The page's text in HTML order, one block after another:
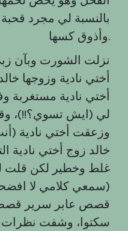
بالنسبة لي مجرد قحبة
وأذوق كسها.
نزلت الشورت وبآن
أختي نادية وزوجها
أختي نادية مستغربة
لي (ايش تسوي؟!!)،
وزعقت أختي نادية
خالد زوج أختي نادية
غلط وخطير لكن قلت
(سمعي كلامي لا
قصص عابر سرير قصص
سكتوا، وشفت نظرات